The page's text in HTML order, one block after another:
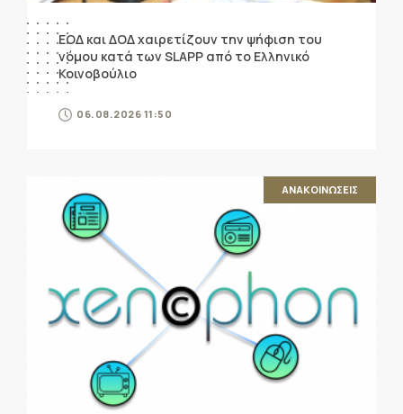
ΕΟΔ και ΔΟΔ χαιρετίζουν την ψήφιση του
νόμου κατά των SLAPP από το Ελληνικό
Κοινοβούλιο
06.08.2026 11:50
ΑΝΑΚΟΙΝΩΣΕΙΣ